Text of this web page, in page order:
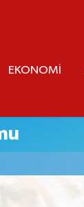
EKONOMİ